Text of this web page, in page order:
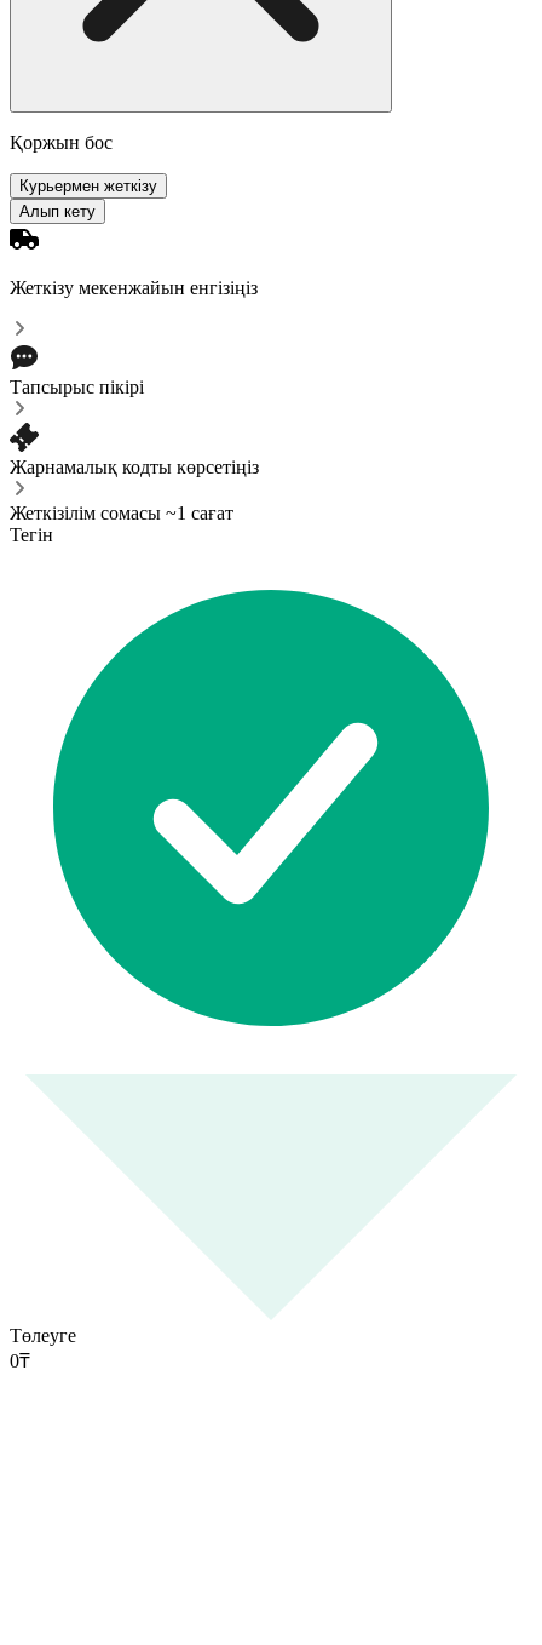
Қоржын бос
Курьермен жеткізу
Алып кету
Жеткізу мекенжайын енгізіңіз
Тапсырыс пікірі
Жарнамалық кодты көрсетіңіз
Жеткізілім сомасы ~1 сағат
Тегін
Төлеуге
0₸